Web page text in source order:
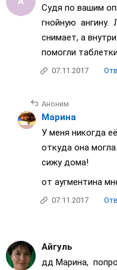
Судя по вашим
гнойную ангину.
снимает, а
помогли
07.11.2017
Аноним
Марина
У меня никогда
откуда она
сижу дома!
от аугментина
07.11.2017
Айгуль
дд Марина,